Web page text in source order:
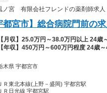
ノ宮 有限会社フレンドの薬剤師求人
都宮市】総合病院門前の求
【月収】25.0万円～38.0万円以上 24歳
【年収】450万円～600万円程度 24歳
木県 宇都宮市
ＪＲ東北本線(上野－盛岡) 宇都宮駅
ＪＲ日光線 宇都宮駅